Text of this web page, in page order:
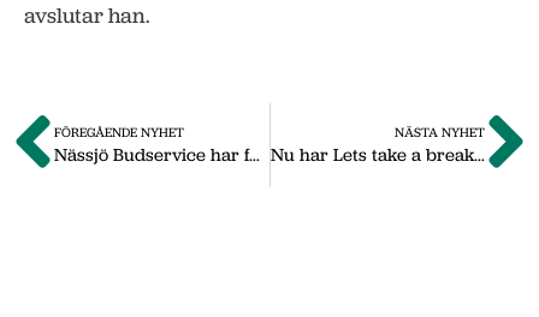
avslutar han.
FÖREGÅENDE NYHET
Nässjö Budservice har fyllt 25 år: ”Otroligt roligt”
NÄSTA NYHET
Nu har Lets take a break öppnat i simhallen